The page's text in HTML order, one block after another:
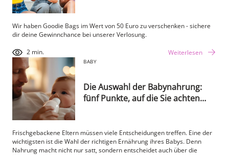
Wir haben Goodie Bags im Wert von 50 Euro zu verschenken - sichere
dir deine Gewinnchance bei unserer Verlosung.
Weiterlesen
2 min.
BABY
Die Auswahl der Babynahrung:
fünf Punkte, auf die Sie achten
Frischgebackene Eltern müssen viele Entscheidungen treffen. Eine der
wichtigsten ist die Wahl der richtigen Ernährung ihres Babys. Denn
Nahrung macht nicht nur satt, sondern entscheidet auch über die